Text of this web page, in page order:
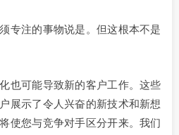
专注的事物说是。但这根本不是
也可能导致新的客户工作。这些
展示了令人兴奋的新技术和新想
使您与竞争对手区分开来。我们